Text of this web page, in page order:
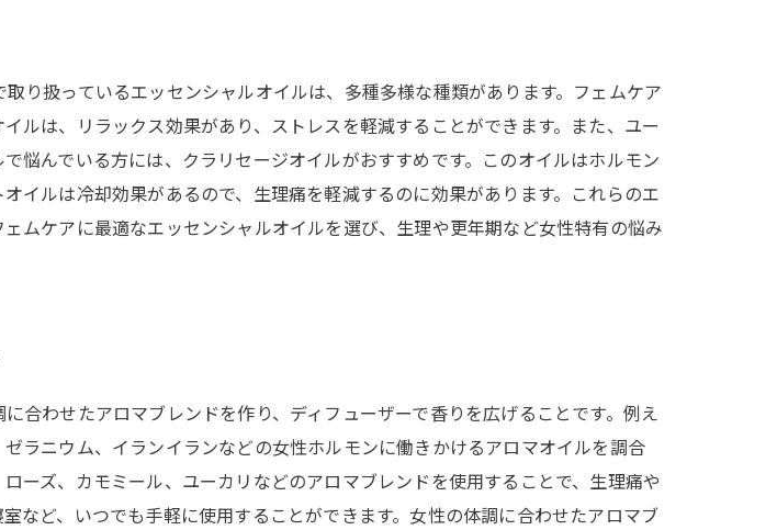
り扱っているエッセンシャルオイルは、多種多様な種類があります。フェムケア
ルは、リラックス効果があり、ストレスを軽減することができます。また、ユー
悩んでいる方には、クラリセージオイルがおすすめです。このオイルはホルモン
イルは冷却効果があるので、生理痛を軽減するのに効果があります。これらのエ
ムケアに最適なエッセンシャルオイルを選び、生理や更年期など女性特有の悩み
合わせたアロマブレンドを作り、ディフューザーで香りを広げることです。例え
ラニウム、イランイランなどの女性ホルモンに働きかけるアロマオイルを調合
ーズ、カモミール、ユーカリなどのアロマブレンドを使用することで、生理痛や
など、いつでも手軽に使用することができます。女性の体調に合わせたアロマブ